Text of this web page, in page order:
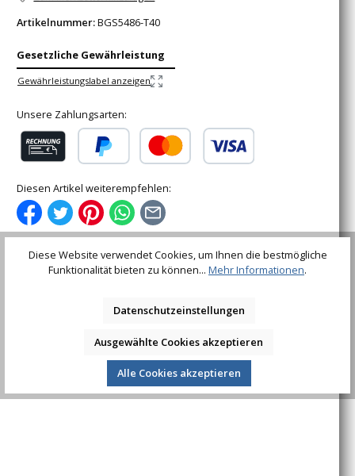
Artikelnummer:BGS5486-T40
Gesetzliche Gewährleistung
Gewährleistungslabel anzeigen
Unsere Zahlungsarten:
Diesen Artikel weiterempfehlen:
für Hand- und Schlagschrauberbetrieb geeignetmit
Daten:Abtriebsprofil: T-…Mehr
Diese Website verwendet Cookies, um Ihnen die bestmögliche
Funktionalität bieten zu können... Mehr Informationen.
Datenschutzeinstellungen
Ausgewählte Cookies akzeptieren
Alle Cookies akzeptieren